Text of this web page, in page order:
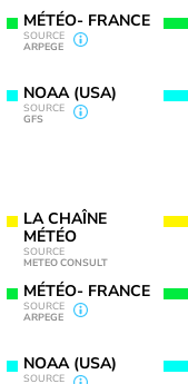
MÉTÉO- FRANCE
SOURCE
ARPEGE
NOAA (USA)
SOURCE
GFS
LA CHAÎNE
MÉTÉO
SOURCE
METEO CONSULT
MÉTÉO- FRANCE
SOURCE
ARPEGE
NOAA (USA)
SOURCE